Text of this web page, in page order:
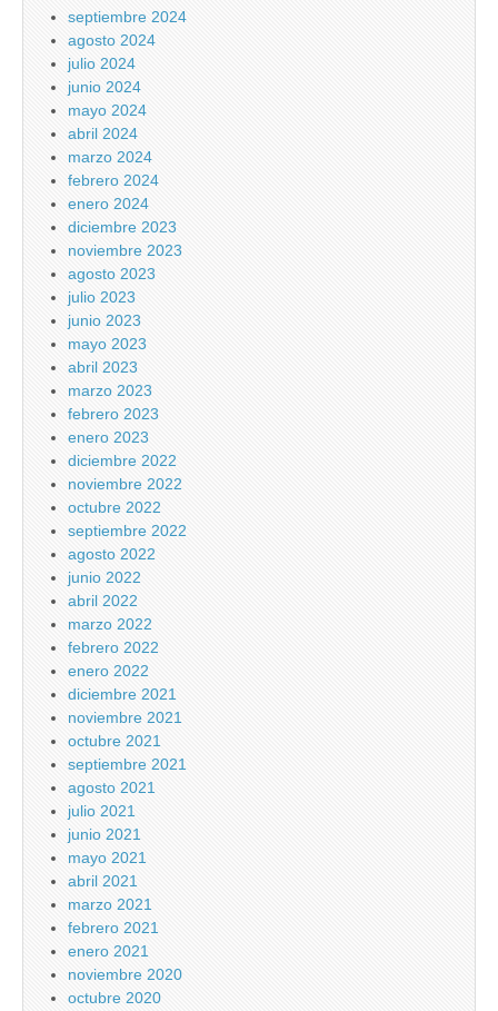
septiembre 2024
agosto 2024
julio 2024
junio 2024
mayo 2024
abril 2024
marzo 2024
febrero 2024
enero 2024
diciembre 2023
noviembre 2023
agosto 2023
julio 2023
junio 2023
mayo 2023
abril 2023
marzo 2023
febrero 2023
enero 2023
diciembre 2022
noviembre 2022
octubre 2022
septiembre 2022
agosto 2022
junio 2022
abril 2022
marzo 2022
febrero 2022
enero 2022
diciembre 2021
noviembre 2021
octubre 2021
septiembre 2021
agosto 2021
julio 2021
junio 2021
mayo 2021
abril 2021
marzo 2021
febrero 2021
enero 2021
noviembre 2020
octubre 2020